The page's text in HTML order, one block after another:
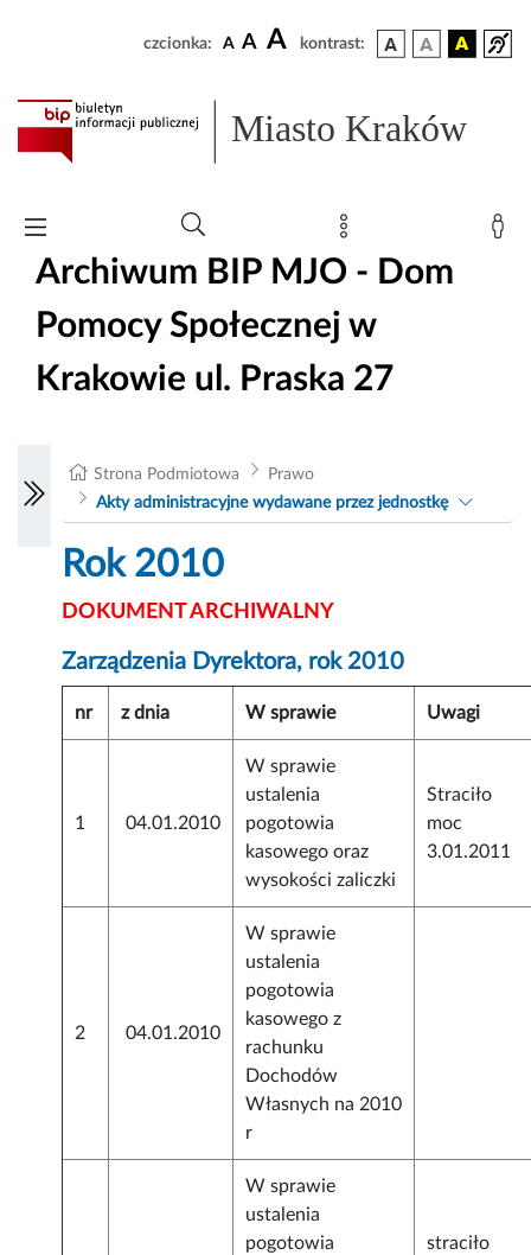
czcionka: A A A kontrast:
Miasto Kraków
Archiwum BIP MJO - Dom
Pomocy Społecznej w
Krakowie ul. Praska 27
Strona Podmiotowa
Prawo
Akty administracyjne wydawane przez jednostkę
Rok 2010
DOKUMENT ARCHIWALNY
Zarządzenia Dyrektora, rok 2010
nr z dnia W sprawie Uwagi
1 04.01.2010
W sprawie
ustalenia
pogotowia
kasowego oraz
wysokości zaliczki
Straciło
moc
3.01.2011
2 04.01.2010
W sprawie
ustalenia
pogotowia
kasowego z
rachunku
Dochodów
Własnych na 2010
r
W sprawie
ustalenia
pogotowia
straciło